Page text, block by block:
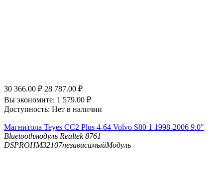
30 366.00 ₽ 28 787.00 ₽
Вы экономите: 1 579.00 ₽
Доступность: Нет в наличии
Магнитола Teyes CC2 Plus 4-64 Volvo S80 1 1998-2006 9.0"
Bluetoothмодуль Realtek 8761
DSPROHM32107независимыйМодуль